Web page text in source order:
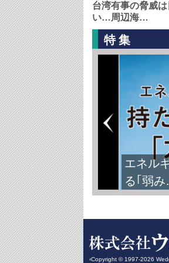
台湾有事の脅威
い…周辺海…
特集
エネル
る｢弱
‹Copyright © 1997-2026